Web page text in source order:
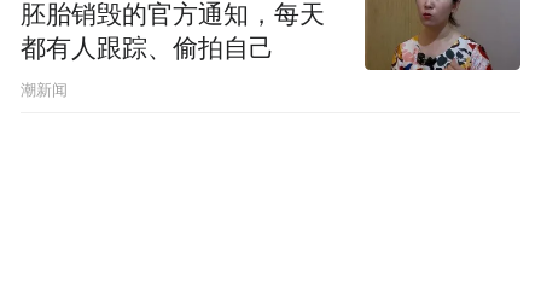
胚胎销毁的官方通知，每天
都有人跟踪、偷拍自己
潮新闻